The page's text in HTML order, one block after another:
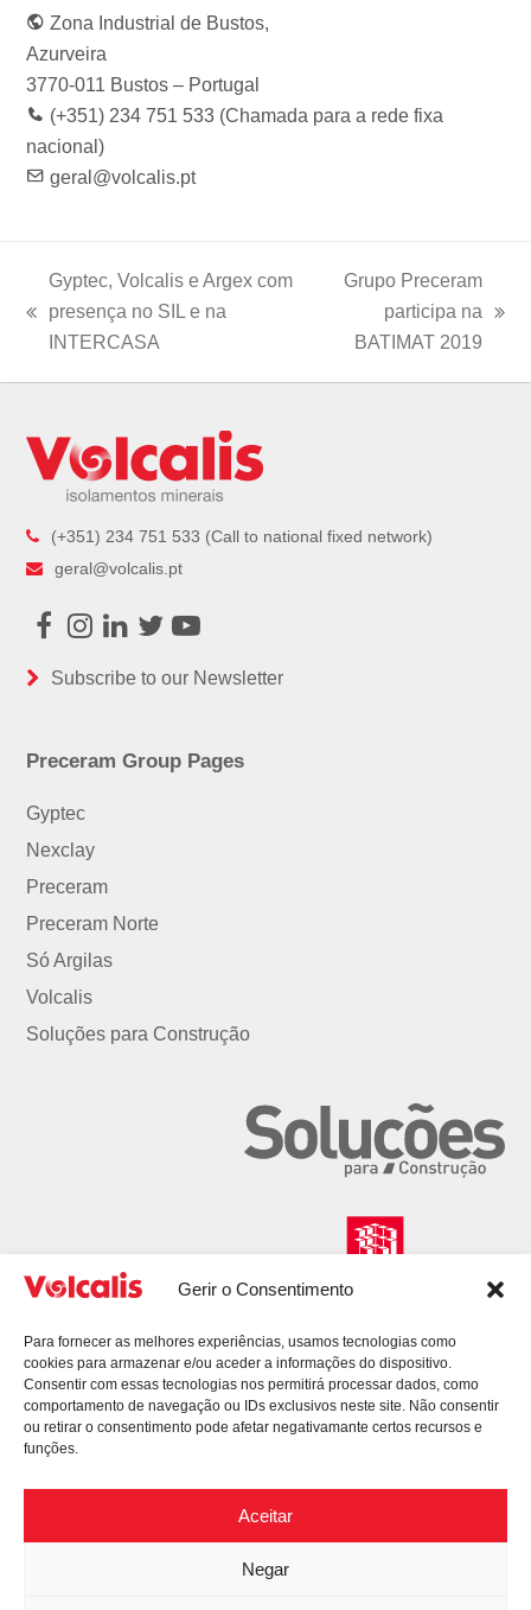
Gerir o Consentimento
Para fornecer as melhores experiências, usamos tecnologias como
cookies para armazenar e/ou aceder a informações do dispositivo.
Consentir com essas tecnologias nos permitirá processar dados, como
comportamento de navegação ou IDs exclusivos neste site. Não consentir
ou retirar o consentimento pode afetar negativamante certos recursos e
funções.
Aceitar
Negar
o
o
k
g
r
a
m
e
r
d
I
b
e
Zona Industrial de Bustos,
Azurveira
3770-011 Bustos – Portugal
(+351) 234 751 533 (Chamada para a rede fixa
nacional)
geral@volcalis.pt
previous
Gyptec, Volcalis e Argex com
presença no SIL e na
INTERCASA
Grupo Preceram
participa na
BATIMAT 2019
(+351) 234 751 533 (Call to national fixed network)
geral@volcalis.pt
Facebook
Instagram
LinkedIn
TwitterYoutube
Subscribe to our Newsletter
Preceram Group Pages
Gyptec
Nexclay
Preceram
Preceram Norte
Só Argilas
Volcalis
Soluções para Construção